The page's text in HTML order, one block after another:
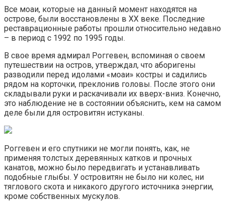
Все моаи, которые на данный момент находятся на
острове, были восстановлены в XX веке. Последние
реставрационные работы прошли относительно недавно
– в период с 1992 по 1995 годы.
В свое время адмирал Роггевен, вспоминая о своем
путешествии на остров, утверждал, что аборигены
разводили перед идолами «моаи» костры и садились
рядом на корточки, преклонив головы. После этого они
складывали руки и раскачивали их вверх-вниз. Конечно,
это наблюдение не в состоянии объяснить, кем на самом
деле были для островитян истуканы.
Роггевен и его спутники не могли понять, как, не
применяя толстых деревянных катков и прочных
канатов, можно было передвигать и устанавливать
подобные глыбы. У островитян не было ни колес, ни
тяглового скота и никакого другого источника энергии,
кроме собственных мускулов.